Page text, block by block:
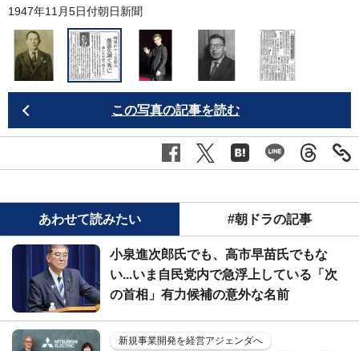
1947年11月5日付朝日新聞
この写真の記事を読む
あわせて読みたい #朝ドラの記事
小泉進次郎氏でも、高市早苗氏でもな
い...いま自民党内で急浮上している「次
の首相」有力候補の意外な名前
新規事業開発を経営アジェンダへ